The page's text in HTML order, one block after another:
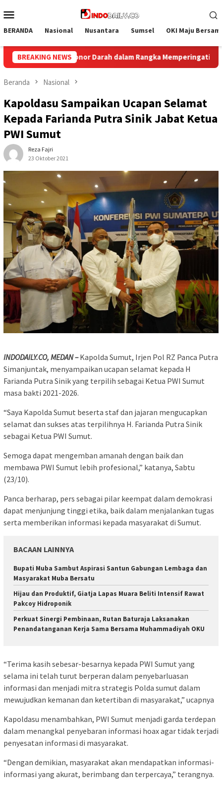
ke
Mobile
BERANDA Nasional Nusantara Sumsel OKI Maju
BREAKING NEWS
Memperingati HUT ke-81 Republik Indonesia
Beranda Nasional
Kapoldasu Sampaikan Ucapan Selamat
Kepada Farianda Putra Sinik Jabat Ketua
PWI Sumut
Reza Fajri
23 Oktober 2021
INDODAILY.CO, MEDAN –Kapolda Sumut, Irjen Pol RZ Panca Putra
Simanjuntak, menyampaikan ucapan selamat kepada H
Farianda Putra Sinik yang terpilih sebagai Ketua PWI Sumut
masa bakti 2021-2026.
“Saya Kapolda Sumut beserta staf dan jajaran mengucapkan
selamat dan sukses atas terpilihnya H. Farianda Putra Sinik
sebagai Ketua PWI Sumut.
Semoga dapat mengemban amanah dengan baik dan
membawa PWI Sumut lebih profesional,” katanya, Sabtu
(23/10).
Panca berharap, pers sebagai pilar keempat dalam demokrasi
dapat menjunjung tinggi etika, baik dalam menjalankan tugas
serta memberikan informasi kepada masyarakat di Sumut.
BACAAN LAINNYA
Bupati Muba Sambut Aspirasi Santun Gabungan Lembaga dan
Masyarakat Muba Bersatu
Hijau dan Produktif, Giatja Lapas Muara Beliti Intensif Rawat
Pakcoy Hidroponik
Perkuat Sinergi Pembinaan, Rutan Baturaja Laksanakan
Penandatanganan Kerja Sama Bersama Muhammadiyah OKU
“Terima kasih sebesar-besarnya kepada PWI Sumut yang
selama ini telah turut berperan dalam penyebarluasan
informasi dan menjadi mitra strategis Polda sumut dalam
mewujudkan kemanan dan ketertiban di masyarakat,” ucapnya
Kapoldasu menambahkan, PWI Sumut menjadi garda terdepan
dalam menangkal penyebaran informasi hoax agar tidak terjadi
penyesatan informasi di masyarakat.
“Dengan demikian, masyarakat akan mendapatkan informasi-
informasi yang akurat, berimbang dan terpercaya,” terangnya.